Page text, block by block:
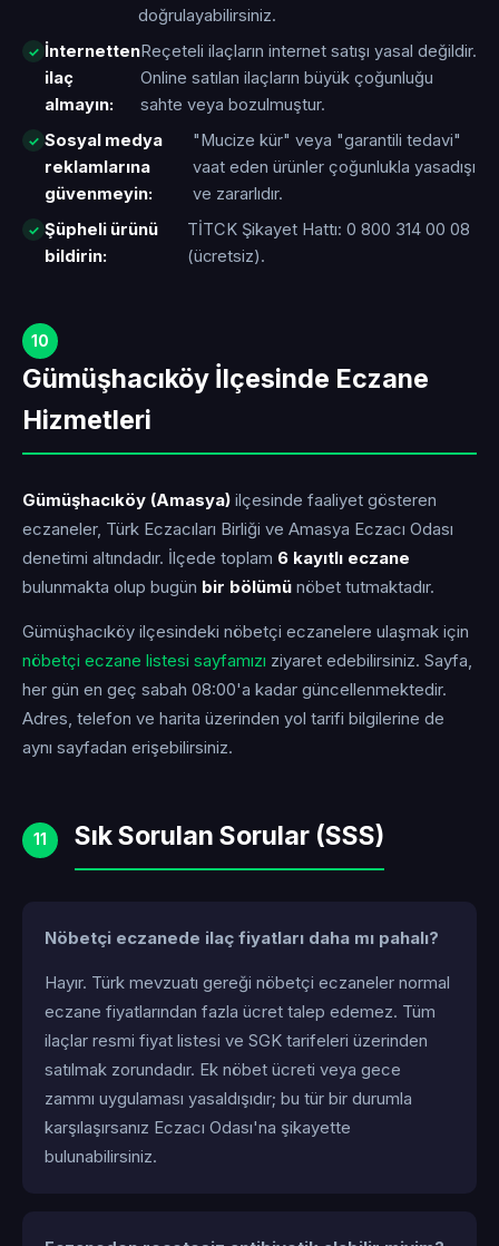
doğrulayabilirsiniz.
İnternetten
ilaç
almayın:
Reçeteli ilaçların internet satışı yasal değildir.
Online satılan ilaçların büyük çoğunluğu
sahte veya bozulmuştur.
Sosyal medya
reklamlarına
güvenmeyin:
"Mucize kür" veya "garantili tedavi"
vaat eden ürünler çoğunlukla yasadışı
ve zararlıdır.
Şüpheli ürünü
bildirin:
TİTCK Şikayet Hattı: 0 800 314 00 08
(ücretsiz).
10
Gümüşhacıköy İlçesinde Eczane
Hizmetleri
Gümüşhacıköy (Amasya) ilçesinde faaliyet gösteren
eczaneler, Türk Eczacıları Birliği ve Amasya Eczacı Odası
denetimi altındadır. İlçede toplam 6 kayıtlı eczane
bulunmakta olup bugün bir bölümü nöbet tutmaktadır.
Gümüşhacıköy ilçesindeki nöbetçi eczanelere ulaşmak için
nöbetçi eczane listesi sayfamızı ziyaret edebilirsiniz. Sayfa,
her gün en geç sabah 08:00'a kadar güncellenmektedir.
Adres, telefon ve harita üzerinden yol tarifi bilgilerine de
aynı sayfadan erişebilirsiniz.
11 Sık Sorulan Sorular (SSS)
Nöbetçi eczanede ilaç fiyatları daha mı pahalı?
Hayır. Türk mevzuatı gereği nöbetçi eczaneler normal
eczane fiyatlarından fazla ücret talep edemez. Tüm
ilaçlar resmi fiyat listesi ve SGK tarifeleri üzerinden
satılmak zorundadır. Ek nöbet ücreti veya gece
zammı uygulaması yasaldışıdır; bu tür bir durumla
karşılaşırsanız Eczacı Odası'na şikayette
bulunabilirsiniz.